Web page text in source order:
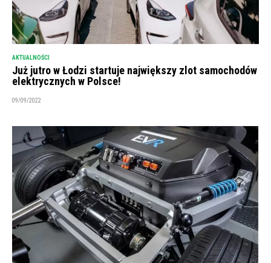
AKTUALNOŚCI
Już jutro w Łodzi startuje największy zlot samochodów
elektrycznych w Polsce!
09/09/2022